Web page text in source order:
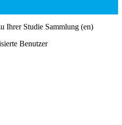
Ihrer Studie Sammlung (en)
Benutzer